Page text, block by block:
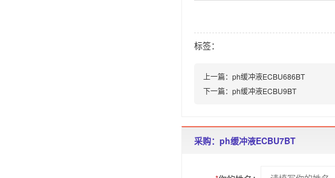
标签：
上一篇： ph缓冲液ECBU686BT
下一篇： ph缓冲液ECBU9BT
采购：ph缓冲液ECBU7BT